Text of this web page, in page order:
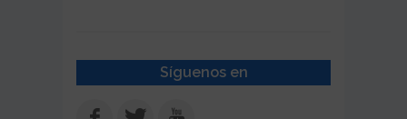
Síguenos en